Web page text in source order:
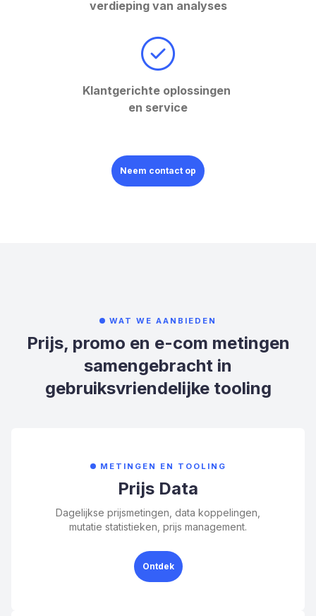
verdieping van analyses
Klantgerichte oplossingen
en service
Neem contact op
WAT WE AANBIEDEN
Prijs, promo en e-com metingen
samengebracht in
gebruiksvriendelijke tooling
METINGEN EN TOOLING
Prijs Data
Dagelijkse prijsmetingen, data koppelingen,
mutatie statistieken, prijs management.
Ontdek